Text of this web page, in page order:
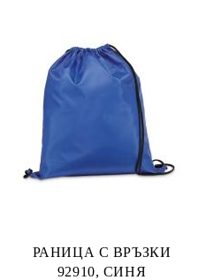
РАНИЦА С ВРЪЗКИ
92910, СИНЯ